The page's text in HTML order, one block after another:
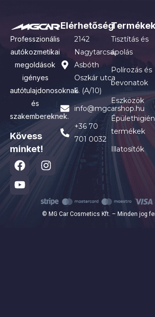
Professzionális
autókozmetikai
megoldások
igényes
autótulajdonosoknak
és
szakembereknek.
Kövess
minket!
Elérhetőség
2142
Nagytarcsa,
Asbóth
Oszkár utca
6. (A/10)
info@mgcarshop.hu
+36 70
701 0032
Termékek
Tisztítás és
ápolás
Polírozás és
bevonatok
Eszközök
termékek
Illatosítók
© MG Car Cosmetics Kft. – Minden jog